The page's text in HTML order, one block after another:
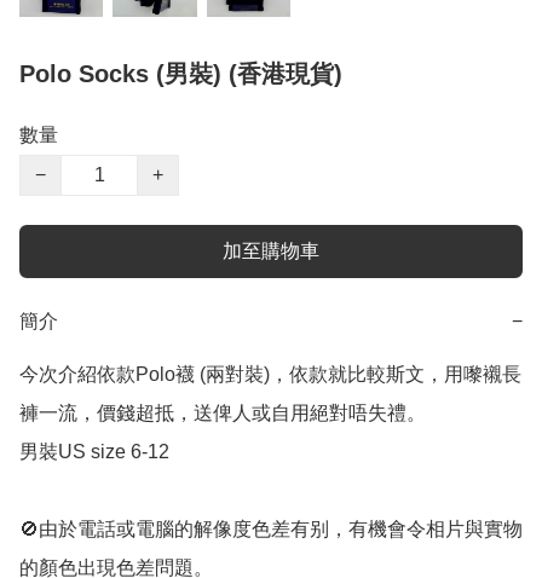
Polo Socks (男裝) (香港現貨)
數量
−
+
加至購物車
簡介 −
今次介紹依款Polo襪 (兩對裝)，依款就比較斯文，用嚟襯長
褲一流，價錢超抵，送俾人或自用絕對唔失禮。
男裝US size 6-12
🚫由於電話或電腦的解像度色差有别，有機會令相片與實物
的顏色出現色差問題。